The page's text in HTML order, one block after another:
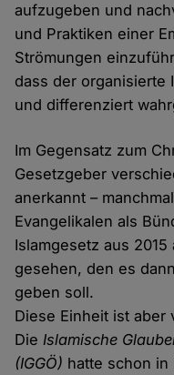
aufzugeben und
und Praktiken einer
Strömungen
dass der organisierte
und differenziert
Im Gegensatz zum
Gesetzgeber
anerkannt –
Evangelikalen als
Islamgesetz aus
gesehen, den es
geben soll.
Diese Einheit ist
DieIslamische
(IGGÖ) hatte schon